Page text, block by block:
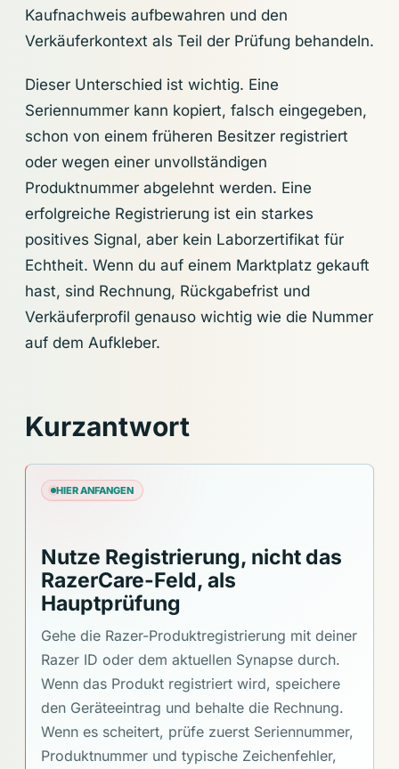
Kaufnachweis aufbewahren und den
Verkäuferkontext als Teil der Prüfung behandeln.
Dieser Unterschied ist wichtig. Eine
Seriennummer kann kopiert, falsch eingegeben,
schon von einem früheren Besitzer registriert
oder wegen einer unvollständigen
Produktnummer abgelehnt werden. Eine
erfolgreiche Registrierung ist ein starkes
positives Signal, aber kein Laborzertifikat für
Echtheit. Wenn du auf einem Marktplatz gekauft
hast, sind Rechnung, Rückgabefrist und
Verkäuferprofil genauso wichtig wie die Nummer
auf dem Aufkleber.
Kurzantwort
HIER ANFANGEN
Nutze Registrierung, nicht das
RazerCare-Feld, als
Hauptprüfung
Gehe die Razer-Produktregistrierung mit deiner
Razer ID oder dem aktuellen Synapse durch.
Wenn das Produkt registriert wird, speichere
den Geräteeintrag und behalte die Rechnung.
Wenn es scheitert, prüfe zuerst Seriennummer,
Produktnummer und typische Zeichenfehler,